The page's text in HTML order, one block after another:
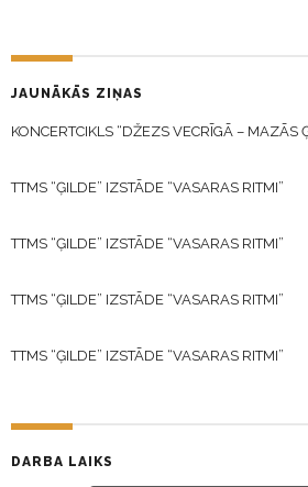
JAUNĀKĀS ZIŅAS
KONCERTCIKLS “DŽEZS VECRĪGĀ – MAZĀS
TTMS “ĢILDE” IZSTĀDE “VASARAS RITMI”
TTMS “ĢILDE” IZSTĀDE “VASARAS RITMI”
TTMS “ĢILDE” IZSTĀDE “VASARAS RITMI”
TTMS “ĢILDE” IZSTĀDE “VASARAS RITMI”
DARBA LAIKS